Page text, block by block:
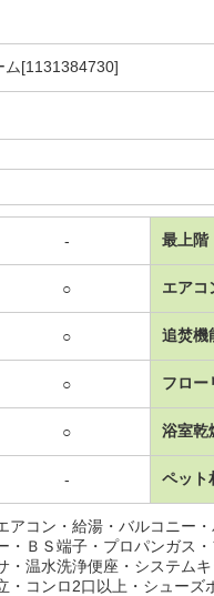
ム[1131384730]
- 最上階
○ エアコ
○ 追焚機
○ フロー
○ 浴室乾
- ペット
アコン・給湯・バルコニー
・ＢＳ端子・プロパンガス
・温水洗浄便座・システム
・コンロ2口以上・シューズ